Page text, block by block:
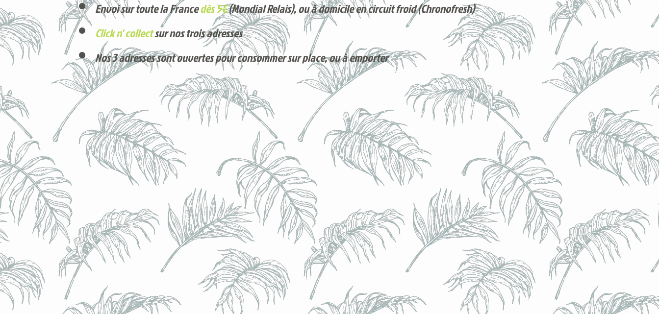
Envoi sur toute la Francedès 5€(Mondial Relais), ou à domicile en circuit froid (Chronofresh)
Click n' collectsur nos trois adresses
Nos 3 adresses sont ouvertes pour consommer sur place, ou à emporter
Voici nos derniers arrivages !
Produits phares